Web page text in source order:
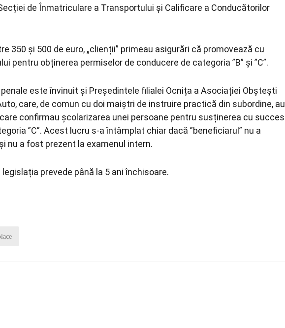
de Înmatriculare a Transportului și Calificare a Conducătorilor
350 și 500 de euro, „clienții” primeau asigurări că promovează cu
pentru obținerea permiselor de conducere de categoria ”B” și ”C”.
este învinuit și Președintele filialei Ocnița a Asociației Obștești
care, de comun cu doi maiștri de instruire practică din subordine, au
confirmau școlarizarea unei persoane pentru susținerea cu succes
”C”. Acest lucru s-a întâmplat chiar dacă ”beneficiarul” nu a
nu a fost prezent la examenul intern.
prevede până la 5 ani închisoare.